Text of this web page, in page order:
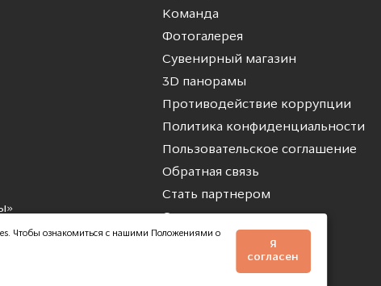
»
Команда
Фотогалерея
Сувенирный магазин
3D панорамы
Противодействие коррупции
Политика конфиденциальности
Пользовательское соглашение
Обратная связь
Стать партнером
Стать волонтером
Чтобы ознакомиться с нашими Положениями о
Я
согласен